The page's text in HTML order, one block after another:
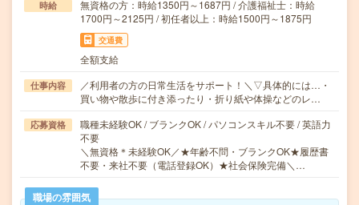
時給
無資格の方：時給1350円～1687円 / 介護福祉士：時給
1700円～2125円 / 初任者以上：時給1500円～1875円
交通費
全額支給
仕事内容
／利用者の方の日常生活をサポート！＼▽具体的には…・
買い物や散歩に付き添ったり・折り紙や体操などのレ…
応募資格
職種未経験OK / ブランクOK / パソコンスキル不要 / 英語力
不要
＼無資格＊未経験OK／★年齢不問・ブランクOK★履歴書
不要・来社不要（電話登録OK）★社会保険完備＼…
職場の雰囲気